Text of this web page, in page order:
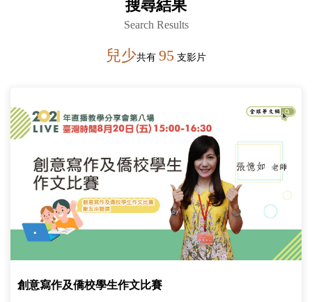
灣)
委
員
會
搜尋結果
Search Results
兒少共有 95 支影片
創意寫作及僑校學生作文比賽